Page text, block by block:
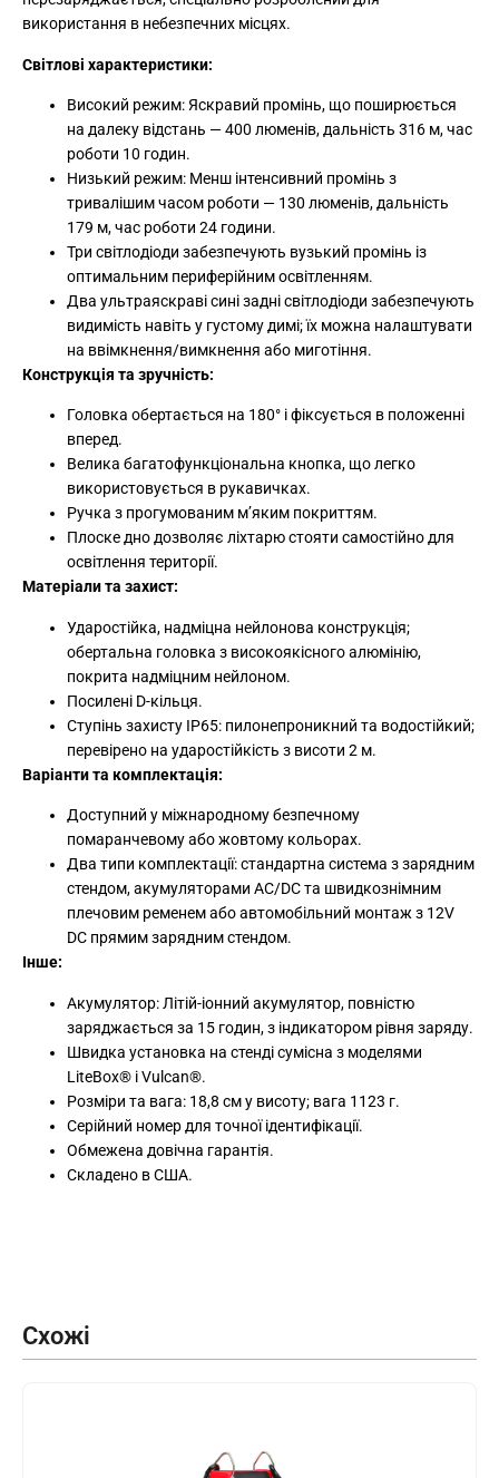
використання в небезпечних місцях.
Світлові характеристики:
Високий режим: Яскравий промінь, що поширюється
на далеку відстань — 400 люменів, дальність 316 м, час
роботи 10 годин.
Низький режим: Менш інтенсивний промінь з
тривалішим часом роботи — 130 люменів, дальність
179 м, час роботи 24 години.
Три світлодіоди забезпечують вузький промінь із
оптимальним периферійним освітленням.
Два ультраяскраві сині задні світлодіоди забезпечують
видимість навіть у густому димі; їх можна налаштувати
на ввімкнення/вимкнення або миготіння.
Конструкція та зручність:
Головка обертається на 180° і фіксується в положенні
вперед.
Велика багатофункціональна кнопка, що легко
використовується в рукавичках.
Ручка з прогумованим м’яким покриттям.
Плоске дно дозволяє ліхтарю стояти самостійно для
освітлення території.
Матеріали та захист:
Ударостійка, надміцна нейлонова конструкція;
обертальна головка з високоякісного алюмінію,
покрита надміцним нейлоном.
Посилені D-кільця.
Ступінь захисту IP65: пилонепроникний та водостійкий;
перевірено на ударостійкість з висоти 2 м.
Варіанти та комплектація:
Доступний у міжнародному безпечному
помаранчевому або жовтому кольорах.
Два типи комплектації: стандартна система з зарядним
стендом, акумуляторами AC/DC та швидкознімним
плечовим ременем або автомобільний монтаж з 12V
DC прямим зарядним стендом.
Інше:
Акумулятор: Літій-іонний акумулятор, повністю
заряджається за 15 годин, з індикатором рівня заряду.
Швидка установка на стенді сумісна з моделями
LiteBox® і Vulcan®.
Розміри та вага: 18,8 см у висоту; вага 1123 г.
Серійний номер для точної ідентифікації.
Обмежена довічна гарантія.
Складено в США.
Схожі